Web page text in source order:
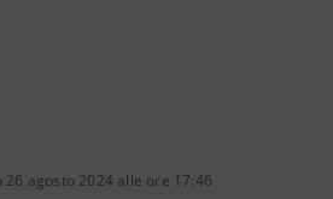
agosto 2024 alle ore 17:46